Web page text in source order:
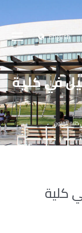
English
في كلية
الفنون
كلية